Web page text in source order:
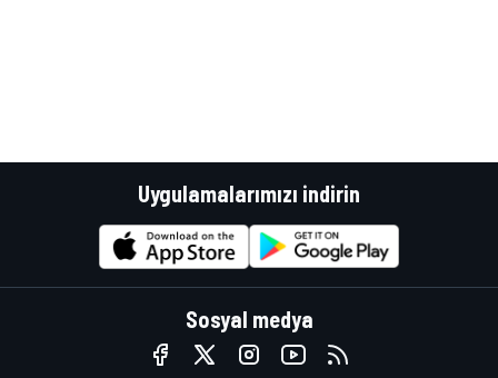
Uygulamalarımızı indirin
Sosyal medya